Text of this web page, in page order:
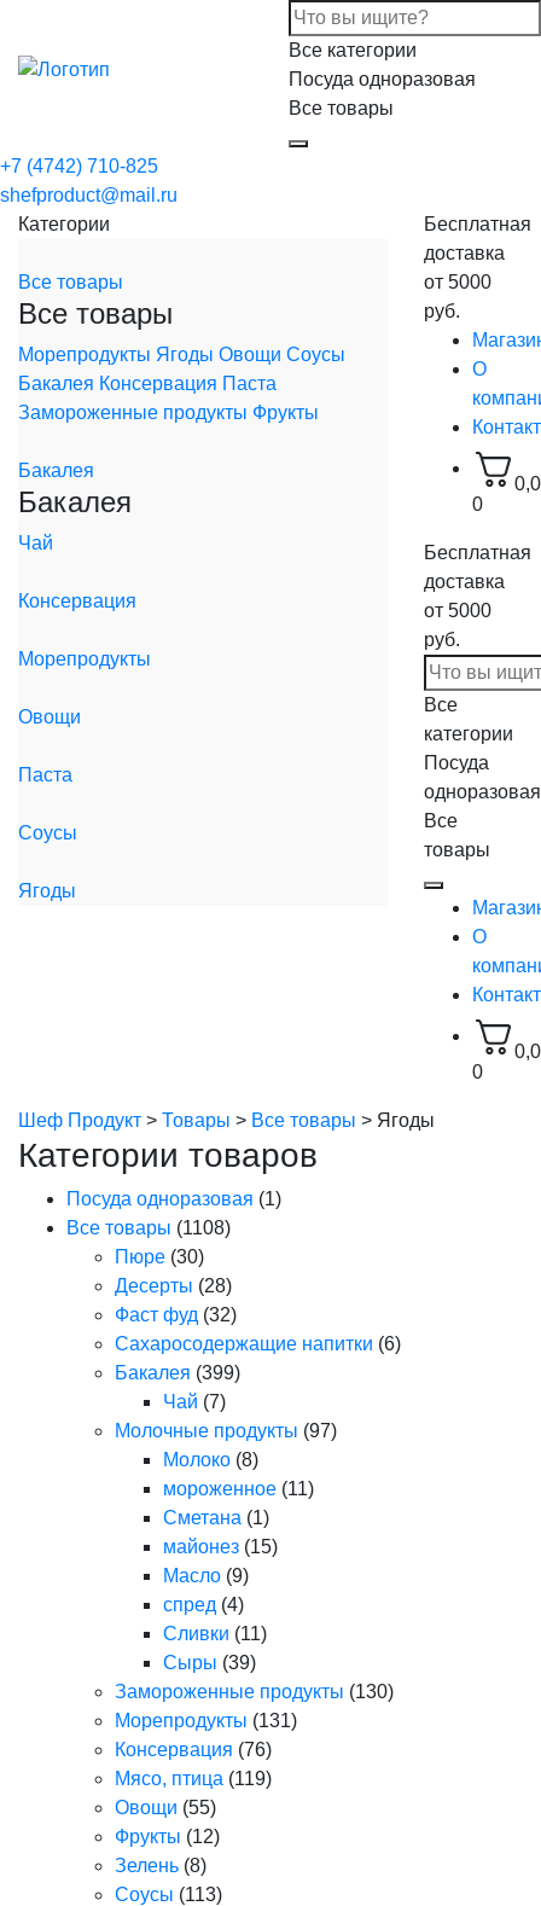
Все категории
Посуда одноразовая
Все товары
+7 (4742) 710-825
shefproduct@mail.ru
Категории
Все товары
Все товары
Морепродукты Ягоды Овощи Соусы
Бакалея Консервация Паста
Замороженные продукты Фрукты
Бакалея
Бакалея
Чай
Консервация
Морепродукты
Овощи
Паста
Соусы
Ягоды
Бесплатная
доставка
от 5000
руб.
О
0
Бесплатная
доставка
от 5000
руб.
Все
категории
Посуда
одноразовая
Все
товары
О
0
Шеф Продукт > Товары > Все товары > Ягоды
Категории товаров
Посуда одноразовая (1)
Все товары (1108)
Пюре (30)
Десерты (28)
Фаст фуд (32)
Сахаросодержащие напитки (6)
Бакалея (399)
Чай (7)
Молочные продукты (97)
Молоко (8)
мороженное (11)
Сметана (1)
майонез (15)
Масло (9)
спред (4)
Сливки (11)
Сыры (39)
Замороженные продукты (130)
Морепродукты (131)
Консервация (76)
Мясо, птица (119)
Овощи (55)
Фрукты (12)
Зелень (8)
Соусы (113)